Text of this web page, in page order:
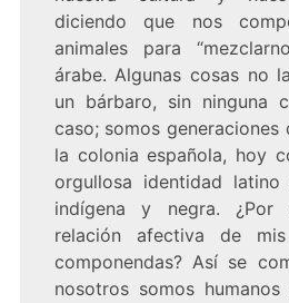
diciendo que nos
animales para
árabe. Algunas cosas no
un bárbaro, sin ninguna
caso; somos generaciones
la colonia española, hoy
orgullosa identidad latino
indígena y negra. ¿Por
relación afectiva de
componendas? Así se
nosotros somos